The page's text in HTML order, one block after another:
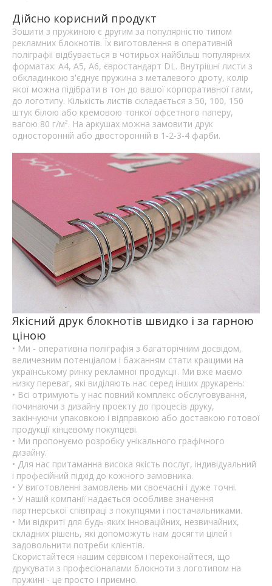
Дійсно корисний продукт
Зошити з пружиною є другим за популярністю типом
рекламних блокнотів. Їх виготовлення в оперативній
поліграфії відбувається в чотирьох найбільш популярних
форматах: А4, А5, А6, євростандарт DL. Внутрішні листи з
обкладинкою з'єднує пружина з металевого дроту, колір
якої можна підібрати в тон до вашої корпоративної гами,
до логотипу. Кількість листів складається з 50, 100, 150
штук білою або кремовою тонкої офсетного паперу,
вагою 80 г/м². На аркушах можна замовити друк
односторонній або двосторонній в 1-2-3-4 фарби.
Якісний друк блокнотів швидко і за гарною
ціною
• Ми - оперативна поліграфія з багаторічним досвідом,
величезним потенціалом і бажанням стати кращими на
українському ринку рекламної продукції. Ми вже маємо
низку переваг, які виділяють нас серед інших друкарень:
• Всі отримують у нас повний комплекс обслуговування,
починаючи з дизайну проекту до процесів друку,
закінчуючи упаковкою і відправкою або доставкою готової
продукції кінцевому покупцеві.
• Ми пропонуємо розробку унікального графічного
дизайну.
• Для нас притаманна висока якість послуг, індивідуальний
і професійний підхід до кожного замовника.
• У виготовленні замовлень ми своєчасні і дуже точні.
• У нашій компанії надається особливе значення
партнерської співпраці з покупцями і постачальниками.
• Ми відкриті для будь-яких інноваційних, незвичайних,
складних рішень, які допоможуть нам досягти цілей і
задовольнити потреби клієнтів.
Скористайтеся нашим сервісом і переконайтеся, що
друкувати з професіоналами блокноти з логотипом на
пружині - це просто і приємно.